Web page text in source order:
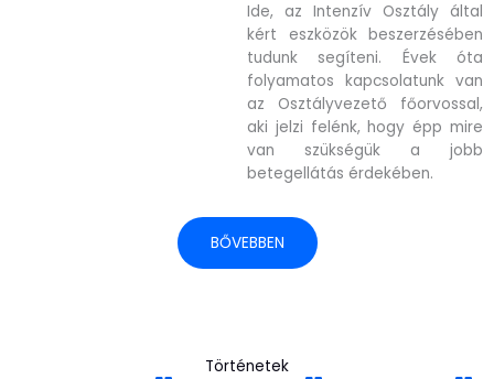
Ide, az Intenzív Osztály által
kért eszközök beszerzésében
tudunk segíteni. Évek óta
folyamatos kapcsolatunk van
az Osztályvezető főorvossal,
aki jelzi felénk, hogy épp mire
van szükségük a jobb
betegellátás érdekében.
BŐVEBBEN
Történetek